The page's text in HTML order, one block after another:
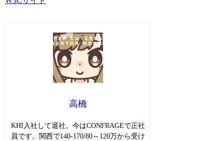
高橋
KHI入社して退社。今はCONFRAGEで正社
員です。関西で140-170/80～120万から受け